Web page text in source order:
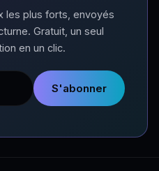
les plus forts, envoyés
Gratuit, un seul
en un clic.
S'abonner